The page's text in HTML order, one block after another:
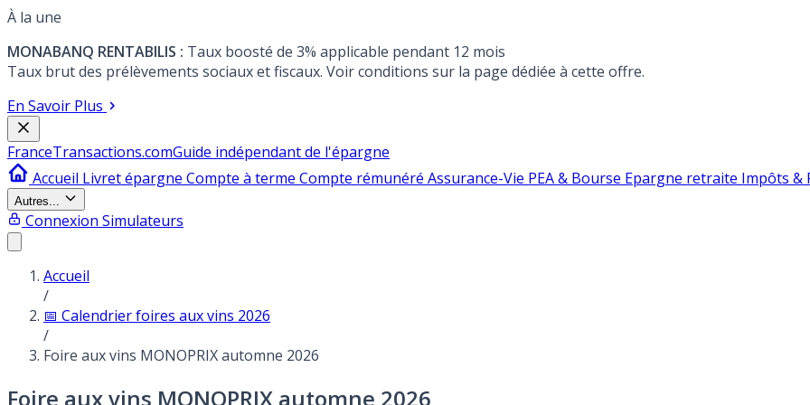
À la une
MONABANQ RENTABILIS : Taux boosté de 3% applicable pendant 12 mois
Taux brut des prélèvements sociaux et fiscaux. Voir conditions sur la page dédiée à cette offre.
En Savoir Plus
FranceTransactions.comGuide indépendant de l'épargne
Accueil Livret épargne Compte à terme Compte rémunéré Assurance-Vie PEA & Bourse Epargne retraite Impôts &
Autres...
Connexion Simulateurs
Accueil
/
📅 Calendrier foires aux vins 2026
/
Foire aux vins MONOPRIX automne 2026
Foire aux vins MONOPRIX automne 2026